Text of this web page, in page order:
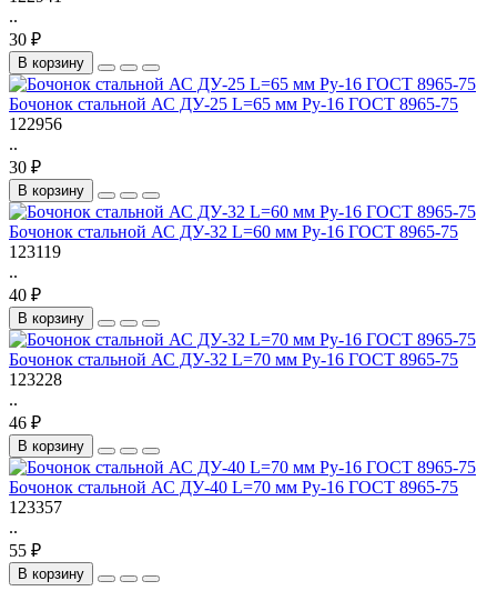
..
30 ₽
В корзину
Бочонок стальной АС ДУ-25 L=65 мм Ру-16 ГОСТ 8965-75
122956
..
30 ₽
В корзину
Бочонок стальной АС ДУ-32 L=60 мм Ру-16 ГОСТ 8965-75
123119
..
40 ₽
В корзину
Бочонок стальной АС ДУ-32 L=70 мм Ру-16 ГОСТ 8965-75
123228
..
46 ₽
В корзину
Бочонок стальной АС ДУ-40 L=70 мм Ру-16 ГОСТ 8965-75
123357
..
55 ₽
В корзину